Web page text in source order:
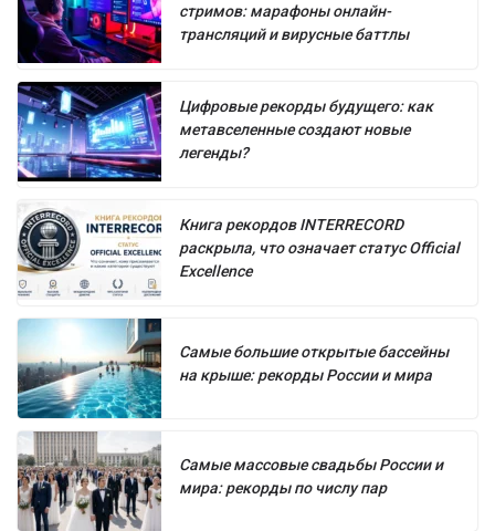
стримов: марафоны онлайн-
трансляций и вирусные баттлы
Цифровые рекорды будущего: как
метавселенные создают новые
легенды?
Книга рекордов INTERRECORD
раскрыла, что означает статус Official
Excellence
Самые большие открытые бассейны
на крыше: рекорды России и мира
Самые массовые свадьбы России и
мира: рекорды по числу пар